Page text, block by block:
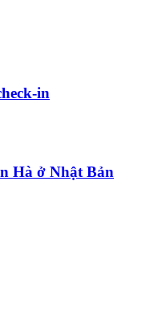
in
Hà ở Nhật Bản